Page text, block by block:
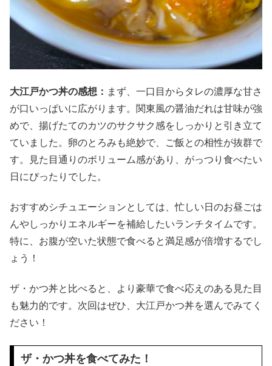
大江戸かつ丼の感想： まず、一口目からタレの濃厚な甘さ
が口いっぱいに広がります。関東風の醤油だれは甘味が強
めで、揚げたてのカツのサクサク感をしっかりと引き立て
ていました。卵のとろみも絶妙で、ご飯との相性が抜群で
す。見た目通りのボリューム感があり、がっつり食べたい
日にぴったりでした。
おすすめシチュエーションとしては、忙しい日のお昼ごは
んやしっかりエネルギーを補給したいランチタイムです。
特に、お腹が空いた状態で食べると満足感が倍増するでし
ょう！
ザ・かつ丼と比べると、より豪華で食べ応えのある見た目
も魅力的です。次回はぜひ、大江戸かつ丼を選んでみてく
ださい！
ザ・かつ丼を食べてみた！